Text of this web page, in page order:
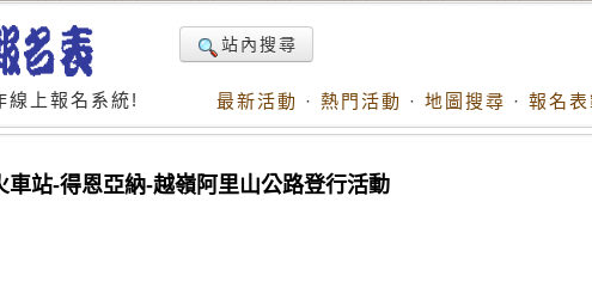
線上報名系統!
站內搜尋
最新活動 · 熱門活動 · 地圖搜尋 · 報名
站-得恩亞納-越嶺阿里山公路登行活動